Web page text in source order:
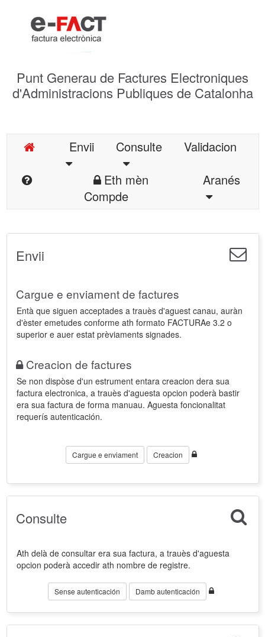
Punt Generau de Factures Electroniques
d'Administracions Publiques de Catalonha
Envii Consulte
Validacion
Eth mèn
Compde
Aranés
Envii
Cargue e enviament de factures
Entà que siguen acceptades a trauès d'aguest canau, auràn
d'èster emetudes conforme ath formato FACTURAe 3.2 o
superior e auer estat prèviaments signades.
Creacion de factures
Se non dispòse d'un estrument entara creacion dera sua
factura electronica, a trauès d'aguesta opcion poderà bastir
era sua factura de forma manuau. Aguesta foncionalitat
requerís autenticación.
Cargue e enviament Creacion
Consulte
Ath delà de consultar era sua factura, a trauès d'aguesta
opcion poderà accedir ath nombre de registre.
Sense autenticación Damb autenticación